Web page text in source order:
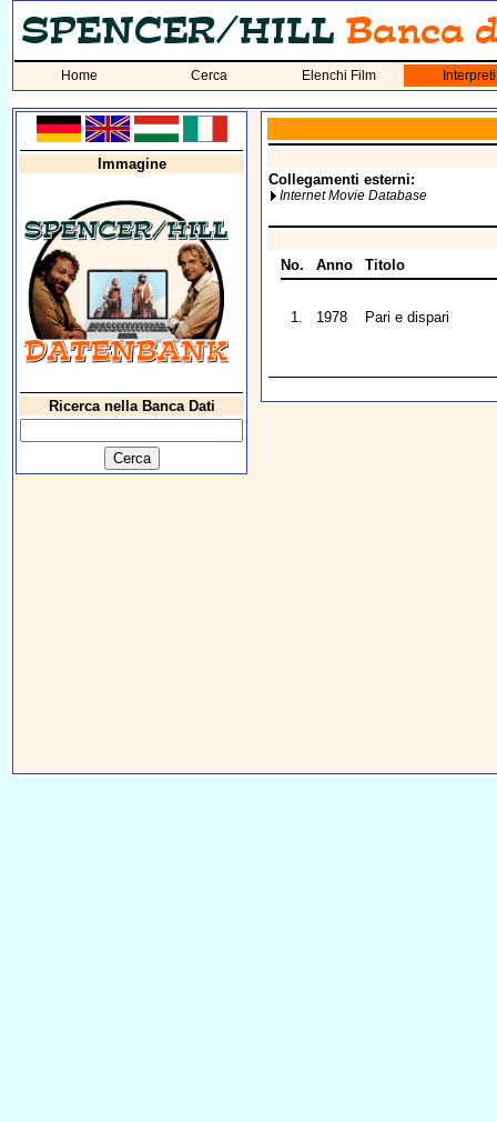
Home Cerca Elenchi Film Interpreti
Immagine
Ricerca nella Banca Dati
Collegamenti esterni:
Internet Movie Database
No. Anno Titolo
1. 1978 Pari e dispari